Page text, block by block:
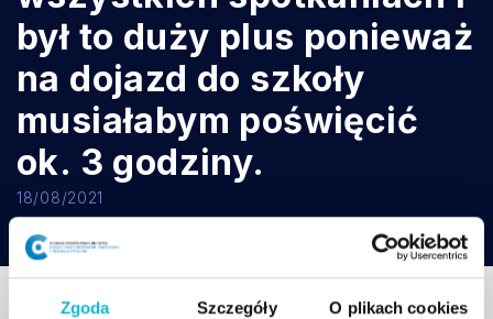
Zgoda Szczegóły O plikach cookies
był to duży plus ponieważ
na dojazd do szkoły
musiałabym poświęcić
ok. 3 godziny.
18/08/2021